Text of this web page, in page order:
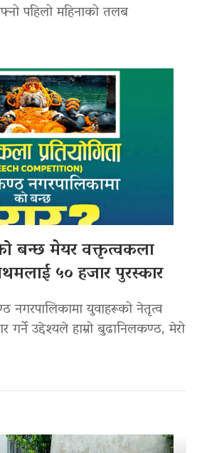
पहिलो महिनाको तलब
बन्छ मेयर वक्तृत्वकला
५० हजार पुरस्कार
नगरपालिकामा युवाहरूको नेतृत्व
गर्ने उद्देश्यले हाम्रो बुढानिलकण्ठ, मेरो